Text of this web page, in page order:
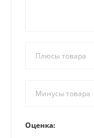
Оценка: